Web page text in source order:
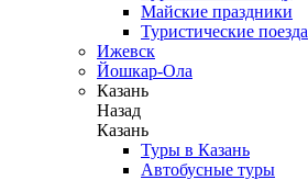
Майские праздники
Туристические поезда
Ижевск
Йошкар-Ола
Казань
Назад
Казань
Туры в Казань
Автобусные туры